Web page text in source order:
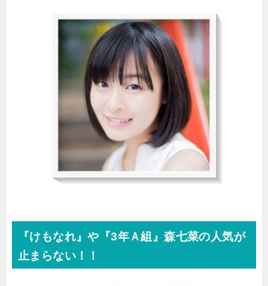
『けもなれ』や『3年Ａ組』森七菜の人気が
止まらない！！